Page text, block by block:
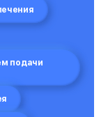
от 300₽
подачи